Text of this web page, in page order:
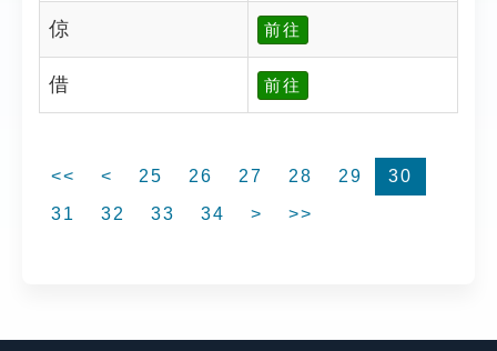
倞 前往
借 前往
<< < 25 26 27 28 29
30
31
32 33 34 > >>